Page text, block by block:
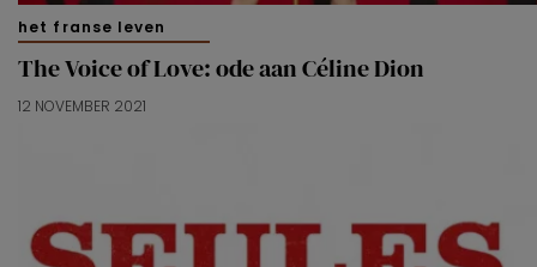
het franse leven
The Voice of Love: ode aan Céline Dion
12 NOVEMBER 2021